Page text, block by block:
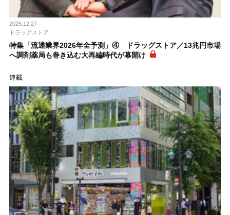
2025.12.27
ドラッグストア
特集「流通業界2026年全予測」④ ドラッグストア／13兆円市場
へ調剤薬局も巻き込む大再編時代が幕開け
連載